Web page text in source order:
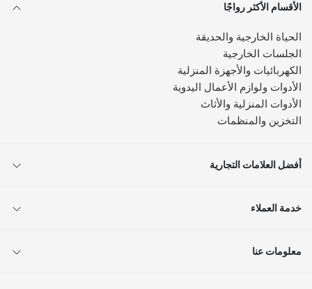
الأقسام الأكثر رواجًا
الحياة الخارجية والحديقة
الجلسات الخارجية
الكهربائيات والأجهزة المنزلية
الأدوات ولوازم الأعمال اليدوية
الأدوات المنزلية والأثاث
التخزين والمنظمات
أفضل العلامات التجارية
خدمة العملاء
معلومات عنا